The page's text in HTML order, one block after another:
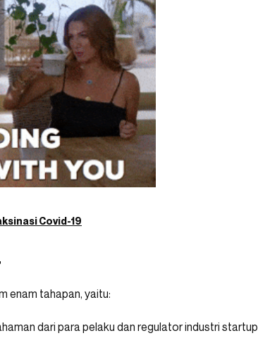
Covid-19
enam tahapan, yaitu:
dari para pelaku dan regulator industri startup